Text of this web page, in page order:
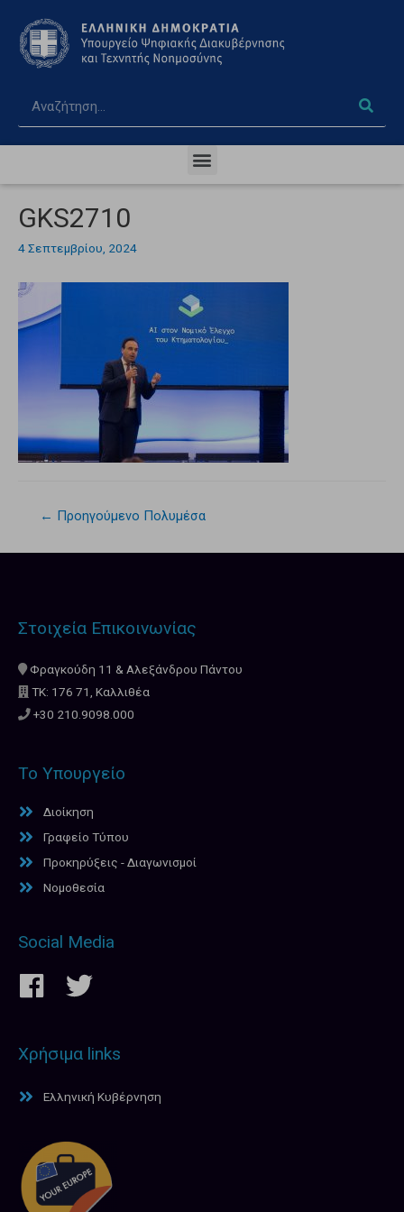
GKS2710
4 Σεπτεμβρίου, 2024
← Προηγούμενο Πολυμέσα
Στοιχεία Επικοινωνίας
Φραγκούδη 11 & Αλεξάνδρου Πάντου
ΤΚ: 176 71, Καλλιθέα
+30 210.9098.000
Το Υπουργείο
Διοίκηση
Γραφείο Τύπου
Προκηρύξεις - Διαγωνισμοί
Νομοθεσία
Social Media
Χρήσιμα links
Ελληνική Κυβέρνηση